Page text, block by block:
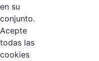
en su
conjunto.
Acepte
todas las
cookies